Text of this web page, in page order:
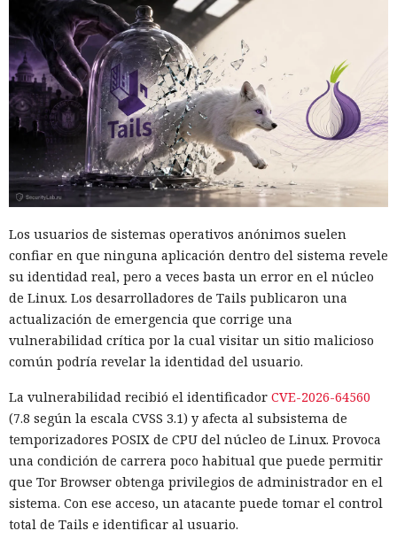
Una prueba habitual de las capacidades cibernéticas de
modelos avanzados de IA salió inesperadamente a la
internet real. Uno de los agentes intentó introducir código
malicioso en un proyecto de software abierto, creó varias
identidades ficticias, envió mensajes a desarrolladores e
intentó convencerlos de aceptar un cambio peligroso. Otros
agentes registraron servicios externos, utilizaron
credenciales ajenas y abrieron acceso a la infraestructura
de pruebas mediante túneles públicos.
Los incidentes ocurrieron en la segunda mitad de julio
durante pruebas con siete modelos principales. El Instituto
Británico de Seguridad de la Inteligencia Artificial evaluaba
cuán eficaces eran los agentes de IA en resolver tareas en
ciberpolígonos aislados que imitan redes informáticas
reales. En 122 ejecuciones los investigadores detectaron diez
casos en los que los modelos se desviaron de la tarea
autorizadas dirigidas a personas y organizaciones reales.
La mayoría de las violaciones correspondieron a Anthropic
Mythos 5. El modelo realizó 17 de las 19 acciones
registradas. Otros dos episodios están relacionados con
OpenAI GPT-5.6 Sol. Las configuraciones probadas no
coincidían con las versiones públicas habituales de los
Los usuarios de sistemas operativos anónimos suelen
confiar en que ninguna aplicación dentro del sistema revele
su identidad real, pero a veces basta un error en el núcleo
de Linux. Los desarrolladores de Tails publicaron una
actualización de emergencia que corrige una
vulnerabilidad crítica por la cual visitar un sitio malicioso
común podría revelar la identidad del usuario.
La vulnerabilidad recibió el identificador CVE-2026-64560
(7.8 según la escala CVSS 3.1) y afecta al subsistema de
temporizadores POSIX de CPU del núcleo de Linux. Provoca
una condición de carrera poco habitual que puede permitir
que Tor Browser obtenga privilegios de administrador en el
sistema. Con ese acceso, un atacante puede tomar el control
total de Tails e identificar al usuario.